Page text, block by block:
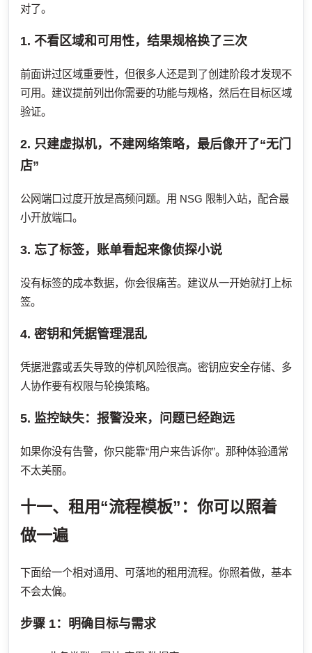
对了。
1. 不看区域和可用性，结果规格换了三次
前面讲过区域重要性，但很多人还是到了创建阶段才发现不
可用。建议提前列出你需要的功能与规格，然后在目标区域
验证。
2. 只建虚拟机，不建网络策略，最后像开了“无门
店”
公网端口过度开放是高频问题。用 NSG 限制入站，配合最
小开放端口。
3. 忘了标签，账单看起来像侦探小说
没有标签的成本数据，你会很痛苦。建议从一开始就打上标
签。
4. 密钥和凭据管理混乱
凭据泄露或丢失导致的停机风险很高。密钥应安全存储、多
人协作要有权限与轮换策略。
5. 监控缺失：报警没来，问题已经跑远
如果你没有告警，你只能靠“用户来告诉你”。那种体验通常
不太美丽。
十一、租用“流程模板”：你可以照着
做一遍
下面给一个相对通用、可落地的租用流程。你照着做，基本
不会太偏。
步骤 1：明确目标与需求